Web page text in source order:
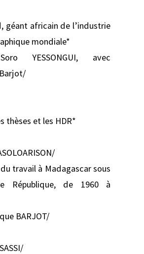
géant africain de l’industrie
mondiale*
YESSONGUI, avec
thèses et les HDR*
travail à Madagascar sous
République, de 1960 à
BARJOT/